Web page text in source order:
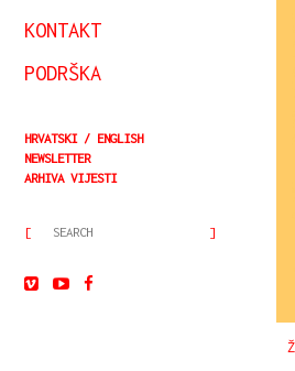
KONTAKT
PODRŠKA
HRVATSKI
ENGLISH
NEWSLETTER
ARHIVA VIJESTI